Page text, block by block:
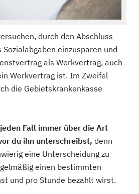
durch den Abschluss
einzusparen und
als Werkvertrag, auch
Werkvertrag ist. Im Zweifel
die Gebietskrankenkasse
Fall immer über die Art
du ihn unterschreibst, denn
eine Unterscheidung zu
einen bestimmten
und pro Stunde bezahlt wirst.